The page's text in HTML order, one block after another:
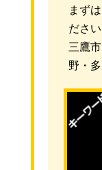
まず
ださい
三鷹
野・